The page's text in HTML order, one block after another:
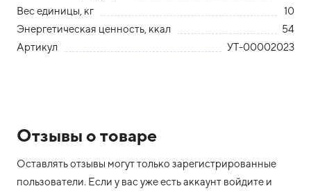
Вес единицы, кг
10
Энергетическая ценность, ккал
54
Артикул
УТ-00002023
Отзывы о товаре
Оставлять отзывы могут только зарегистрированные
пользователи. Если у вас уже есть аккаунт войдите и